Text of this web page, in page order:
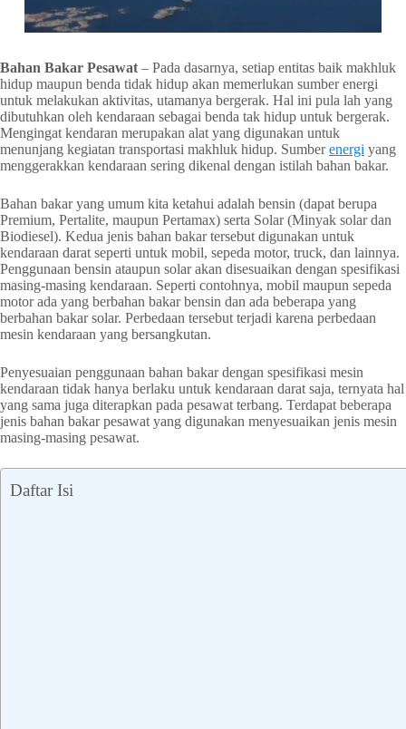
Bahan Bakar Pesawat – Pada dasarnya, setiap entitas baik makhluk
hidup maupun benda tidak hidup akan memerlukan sumber energi
untuk melakukan aktivitas, utamanya bergerak. Hal ini pula lah yang
dibutuhkan oleh kendaraan sebagai benda tak hidup untuk bergerak.
Mengingat kendaran merupakan alat yang digunakan untuk
menunjang kegiatan transportasi makhluk hidup. Sumberenergi yang
menggerakkan kendaraan sering dikenal dengan istilah bahan bakar.
Bahan bakar yang umum kita ketahui adalah bensin (dapat berupa
Premium, Pertalite, maupun Pertamax) serta Solar (Minyak solar dan
Biodiesel). Kedua jenis bahan bakar tersebut digunakan untuk
kendaraan darat seperti untuk mobil, sepeda motor, truck, dan lainnya.
Penggunaan bensin ataupun solar akan disesuaikan dengan spesifikasi
masing-masing kendaraan. Seperti contohnya, mobil maupun sepeda
motor ada yang berbahan bakar bensin dan ada beberapa yang
berbahan bakar solar. Perbedaan tersebut terjadi karena perbedaan
mesin kendaraan yang bersangkutan.
Penyesuaian penggunaan bahan bakar dengan spesifikasi mesin
kendaraan tidak hanya berlaku untuk kendaraan darat saja, ternyata hal
yang sama juga diterapkan pada pesawat terbang. Terdapat beberapa
jenis bahan bakar pesawat yang digunakan menyesuaikan jenis mesin
masing-masing pesawat.
Daftar Isi